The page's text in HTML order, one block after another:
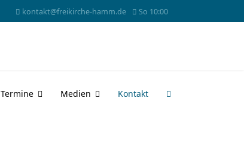
kontakt@freikirche-hamm.de So 10:00
Termine Medien Kontakt